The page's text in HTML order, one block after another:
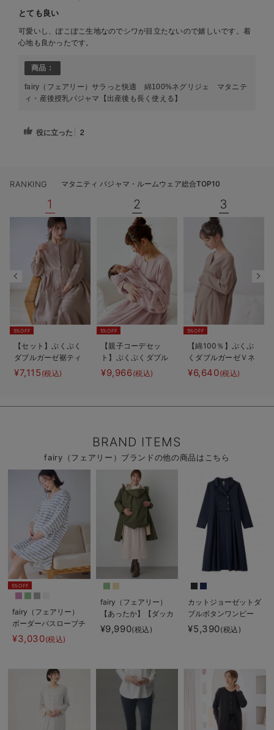
とても良い
可愛いし、ぽこぽこ生地なのでシワが目立たないので嬉しいです。着
心地も良かったです。
商品：
fairy（フェアリー）サラっと快適 綿100%ネグリジェ マタニテ
ィ・産後授乳パジャマ【出産後も長く使える】
役に立った 2
RANKING マタニティ パジャマ・ルームウェア総合TOP10
1
5%OFF
【セット】ぷくぷく
ダブルガーゼ裾ティ
アード3WAYワンピ
ース＆産後も使える
マタニティ・授乳パ
¥7,115 (税込)
2
5%OFF
【親子コーデセッ
ト】ぷくぷくダブル
ガーゼ裾ティアード
3WAYワンピース＆
ンスパジャマ&2way
ィ・産後
¥9,966(税込)
3
5%OFF
【綿100％】ぷくぷ
くダブルガーゼＶネ
ックワンピ＆産前産
後使えるレギンスパ
ィ・授乳パジャマ
¥6,640(税込)
BRAND ITEMS
fairy（フェアリー）ブランドの他の商品はこちら
5%OFF
fairy（フェアリー）
ボーダーバスローブチ
ュニック
¥3,030(税込)
fairy（フェアリー）
【あったか】【ダッカ
ー付】フーデットママ
コート マタニティ・
¥9,990(税込)
カットジョーゼットダ
ブルボタンワンピー
ス マタニティ・授乳
服【出産後も長く使え
¥5,390(税込)